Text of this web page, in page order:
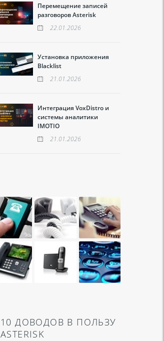
Перемещение записей
разговоров Asterisk
22.01.2026
Установка приложения
Blacklist
21.01.2026
Интеграция VoxDistro и
системы аналитики
IMOTIO
21.01.2026
10 ДОВОДОВ В ПОЛЬЗУ
ASTERISK